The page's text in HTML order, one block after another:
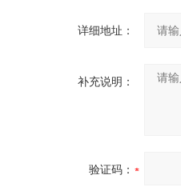
详细地址：
补充说明：
验证码：